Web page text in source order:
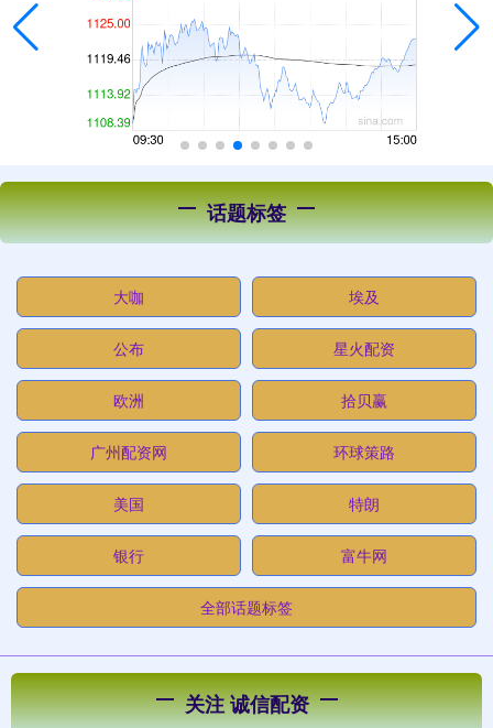
话题标签
大咖 埃及
公布 星火配资
欧洲 拾贝赢
广州配资网 环球策路
美国 特朗
银行 富牛网
全部话题标签
关注 诚信配资